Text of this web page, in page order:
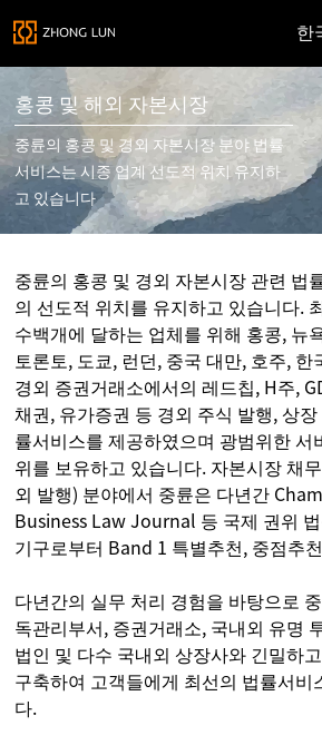
한
홍콩 및 해외 자본시장
중륜의 홍콩 및 경외 자본시장 분야 법률
서비스는 시종 업계 선도적 위치 유지하
고 있습니다
중륜의 홍콩 및 경외 자본시장 관련 법
의 선도적 위치를 유지하고 있습니다.
수백개에 달하는 업체를 위해 홍콩, 뉴
토론토, 도쿄, 런던, 중국 대만, 호주, 한
경외 증권거래소에서의 레드칩, H주,
채권, 유가증권 등 경외 주식 발행, 상
률서비스를 제공하였으며 광범위한 서
위를 보유하고 있습니다. 자본시장 채
외 발행) 분야에서 중륜은 다년간
Business Law Journal 등 국제 권위
기구로부터 Band 1 특별추천, 중점추
다년간의 실무 처리 경험을 바탕으로
독관리부서, 증권거래소, 국내외 유명
법인 및 다수 국내외 상장사와 긴밀하
구축하여 고객들에게 최선의 법률서비
다.